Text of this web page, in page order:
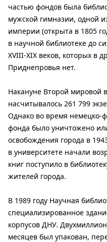
частью фондов была
мужской гимназии, одной
империи (открыта в 1805
в научной библиотеке до
XVIII-ХIХ веков, которых в
Приднепровья нет.
Накануне Второй мировой
насчитывалось 261 799
Однако во время немецко-
фонда было уничтожено
освобождения города в
в университете начали
книг поступило в
жителей города.
В 1989 году Научная
специализированное
корпусов ДНУ.
месяцев был упакован,